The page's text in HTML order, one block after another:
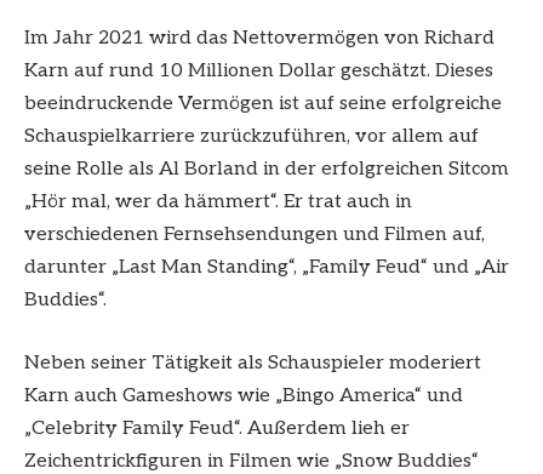
Im Jahr 2021 wird das Nettovermögen von Richard
Karn auf rund 10 Millionen Dollar geschätzt. Dieses
beeindruckende Vermögen ist auf seine erfolgreiche
Schauspielkarriere zurückzuführen, vor allem auf
seine Rolle als Al Borland in der erfolgreichen Sitcom
„Hör mal, wer da hämmert“. Er trat auch in
verschiedenen Fernsehsendungen und Filmen auf,
darunter „Last Man Standing“, „Family Feud“ und „Air
Buddies“.
Neben seiner Tätigkeit als Schauspieler moderiert
Karn auch Gameshows wie „Bingo America“ und
„Celebrity Family Feud“. Außerdem lieh er
Zeichentrickfiguren in Filmen wie „Snow Buddies“